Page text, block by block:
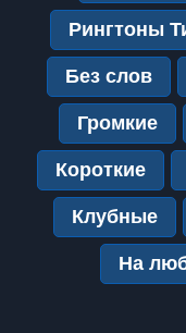
Рингтоны
Без слов
Громкие
Короткие
Клубные
На